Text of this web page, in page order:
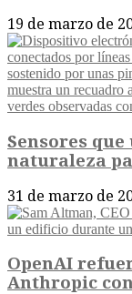
19 de marzo de
Sensores
naturaleza
31 de marzo de
OpenAI
Anthropic